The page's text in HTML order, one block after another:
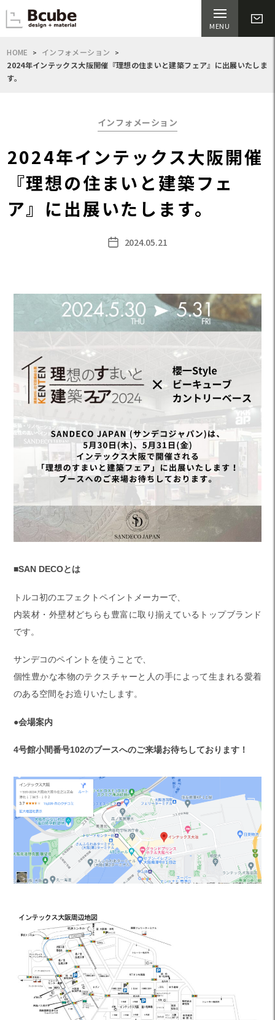
HOME
インフォメーション
2024年インテックス大阪開催『理想の住まいと建築フェア』に出展いたしま
す。
Categories
インフォメーション
2024年インテックス大阪開催
『理想の住まいと建築フェ
ア』に出展いたします。
Post2024.05.21
■SAN DECOとは
トルコ初のエフェクトペイントメーカーで、
内装材・外壁材どちらも豊富に取り揃えているトップブランド
です。
サンデコのペイントを使うことで、
個性豊かな本物のテクスチャーと人の手によって生まれる愛着
のある空間をお造りいたします。
●会場案内
4号館小間番号102のブースへのご来場お待ちしております！